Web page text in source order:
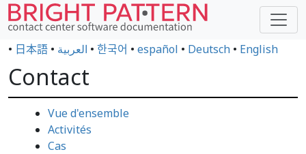
• 日本語 • العربية • 한국어 • español • Deutsch • English
Contact
Vue d'ensemble
Activités
Cas